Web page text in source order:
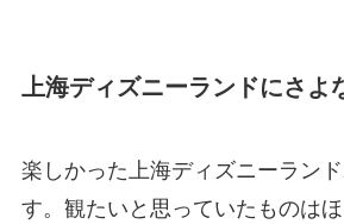
上海ディズニーランドにさよ
楽しかった上海ディズニーラン
す。観たいと思っていたものは